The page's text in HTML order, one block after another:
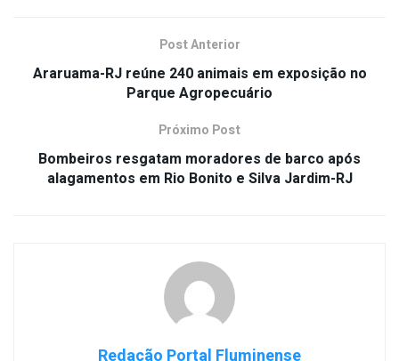
Post Anterior
Araruama-RJ reúne 240 animais em exposição no
Parque Agropecuário
Próximo Post
Bombeiros resgatam moradores de barco após
alagamentos em Rio Bonito e Silva Jardim-RJ